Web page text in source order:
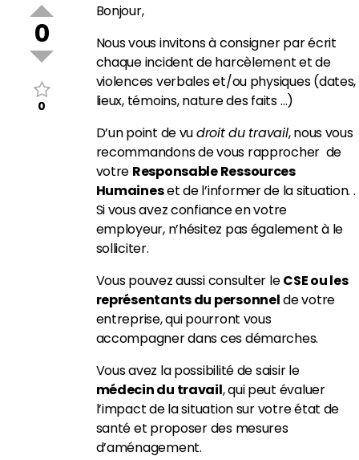
0
0
Bonjour,
Nous vous invitons à consigner par écrit
chaque incident de harcèlement et de
violences verbales et/ou physiques (dates,
lieux, témoins, nature des faits …)
D’un point de vudroit du travail, nous vous
recommandons de vous rapprocher de
votre Responsable Ressources
Humaineset de l’informer de la situation. .
Si vous avez confiance en votre
employeur, n’hésitez pas également à le
solliciter.
Vous pouvez aussi consulter leCSE ou les
représentants du personnelde votre
entreprise, qui pourront vous
accompagner dans ces démarches.
Vous avez la possibilité de saisir le
médecin du travail, qui peut évaluer
l’impact de la situation sur votre état de
santé et proposer des mesures
d’aménagement.